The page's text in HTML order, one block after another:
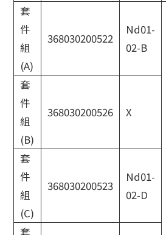
套
件
組
(A)
368030200522
Nd01-
02-B
套
件
組
(B)
368030200526 X
套
件
組
(C)
368030200523
Nd01-
02-D
套